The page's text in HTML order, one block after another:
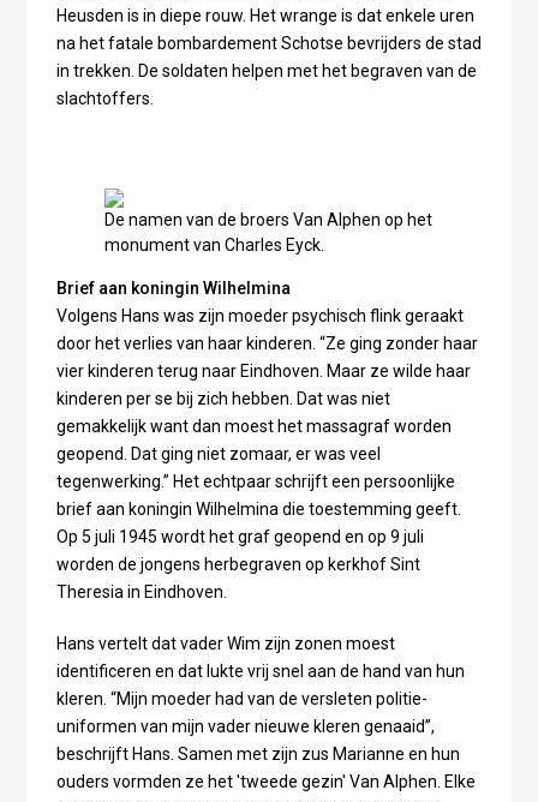
Heusden is in diepe rouw. Het wrange is dat enkele uren
na het fatale bombardement Schotse bevrijders de stad
in trekken. De soldaten helpen met het begraven van de
slachtoffers.
De namen van de broers Van Alphen op het
monument van Charles Eyck.
Brief aan koningin Wilhelmina
Volgens Hans was zijn moeder psychisch flink geraakt
door het verlies van haar kinderen. “Ze ging zonder haar
vier kinderen terug naar Eindhoven. Maar ze wilde haar
kinderen per se bij zich hebben. Dat was niet
gemakkelijk want dan moest het massagraf worden
geopend. Dat ging niet zomaar, er was veel
tegenwerking.” Het echtpaar schrijft een persoonlijke
brief aan koningin Wilhelmina die toestemming geeft.
Op 5 juli 1945 wordt het graf geopend en op 9 juli
worden de jongens herbegraven op kerkhof Sint
Theresia in Eindhoven.
Hans vertelt dat vader Wim zijn zonen moest
identificeren en dat lukte vrij snel aan de hand van hun
kleren. “Mijn moeder had van de versleten politie-
uniformen van mijn vader nieuwe kleren genaaid”,
beschrijft Hans. Samen met zijn zus Marianne en hun
ouders vormden ze het 'tweede gezin' Van Alphen. Elke